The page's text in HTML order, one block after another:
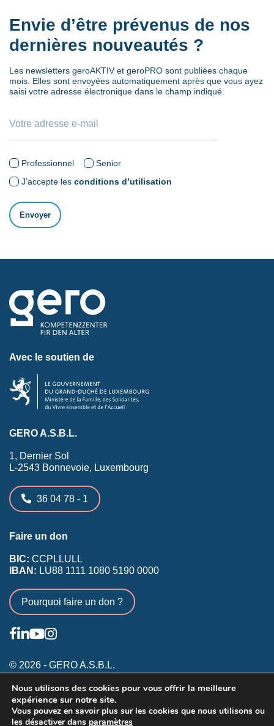
Envie d’être prévenus de nos
dernières nouveautés ?
Les newsletters geroAKTIV et geroPRO sont publiées chaque
mois. Elles sont envoyées automatiquement après que vous ayez
saisi votre adresse électronique dans le champ indiqué.
Professionnel
Senior
J’accepte les conditions d’utilisation
Avec le soutien de
GERO A.S.B.L.
1, Dernier Sol
L-2543 Bonnevoie, Luxembourg
36 04 78 - 1
Faire un don
BIC: CCPLLULL
IBAN: LU88 1111 1080 5190 0000
Pourquoi faire un don ?
© 2026 - GERO A.S.B.L.
Conditions générales
Inscription membres existants
Annonceurs
Nous utilisons des cookies pour vous offrir la meilleure
expérience sur notre site.
Vous pouvez en savoir plus sur les cookies que nous utilisons ou
les désactiver dans paramètres